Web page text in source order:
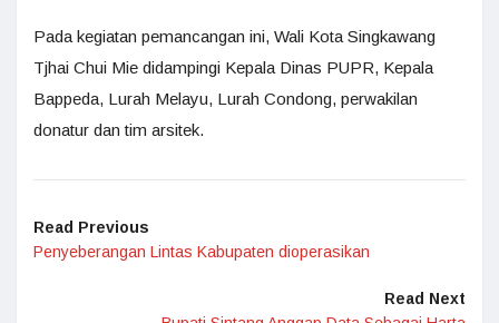
Pada kegiatan pemancangan ini, Wali Kota Singkawang
Tjhai Chui Mie didampingi Kepala Dinas PUPR, Kepala
Bappeda, Lurah Melayu, Lurah Condong, perwakilan
donatur dan tim arsitek.
Read Previous
Penyeberangan Lintas Kabupaten dioperasikan
Read Next